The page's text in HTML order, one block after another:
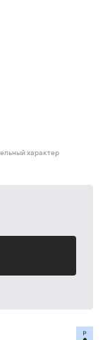
характер